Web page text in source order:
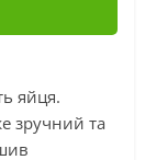
яйця.
зручний та